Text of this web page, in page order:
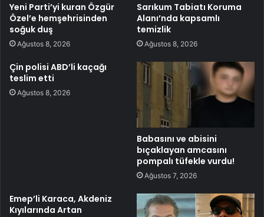
Yeni Parti’yi kuran Özgür
Özel’e hemşehrisinden
soğuk duş
Ağustos 8, 2026
Sarıkum Tabiatı Koruma
Alanı’nda kapsamlı
temizlik
Ağustos 8, 2026
Çin polisi ABD’li kaçağı
teslim etti
Ağustos 8, 2026
Babasını ve abisini
bıçaklayan amcasını
pompalı tüfekle vurdu!
Ağustos 7, 2026
Emep’li Karaca, Akdeniz
Kıyılarında Artan